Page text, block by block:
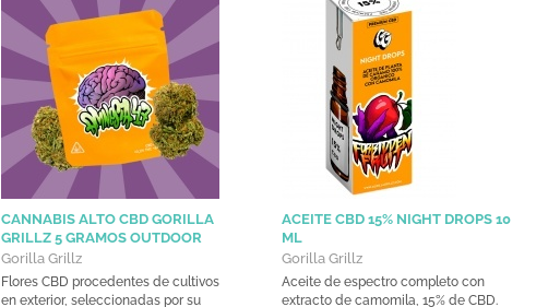
CANNABIS ALTO CBD GORILLA
GRILLZ 5 GRAMOS OUTDOOR
Gorilla Grillz
Flores CBD procedentes de cultivos
en exterior, seleccionadas por su
ACEITE CBD 15% NIGHT DROPS 10
ML
Gorilla Grillz
Aceite de espectro completo con
extracto de camomila, 15% de CBD.